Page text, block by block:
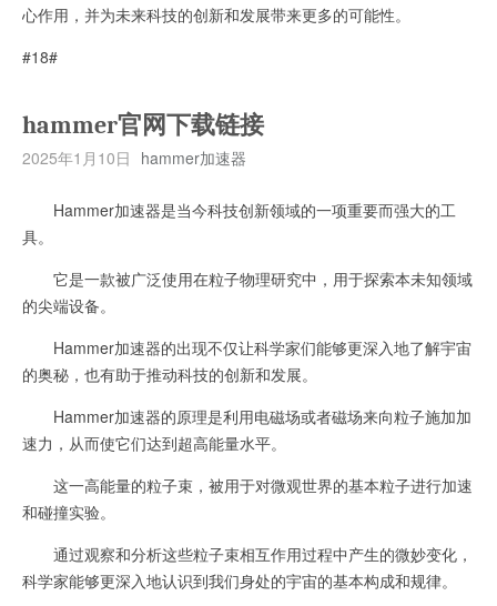
心作用，并为未来科技的创新和发展带来更多的可能性。
#18#
hammer官网下载链接
2025年1月10日 hammer加速器
Hammer加速器是当今科技创新领域的一项重要而强大的工
具。
它是一款被广泛使用在粒子物理研究中，用于探索本未知领域
的尖端设备。
Hammer加速器的出现不仅让科学家们能够更深入地了解宇宙
的奥秘，也有助于推动科技的创新和发展。
Hammer加速器的原理是利用电磁场或者磁场来向粒子施加加
速力，从而使它们达到超高能量水平。
这一高能量的粒子束，被用于对微观世界的基本粒子进行加速
和碰撞实验。
通过观察和分析这些粒子束相互作用过程中产生的微妙变化，
科学家能够更深入地认识到我们身处的宇宙的基本构成和规律。